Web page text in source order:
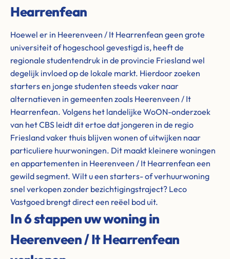
Hearrenfean
Hoewel er in Heerenveen / It Hearrenfean geen grote
universiteit of hogeschool gevestigd is, heeft de
regionale studentendruk in de provincie Friesland wel
degelijk invloed op de lokale markt. Hierdoor zoeken
starters en jonge studenten steeds vaker naar
alternatieven in gemeenten zoals Heerenveen / It
Hearrenfean. Volgens het landelijke WoON-onderzoek
van het CBS leidt dit ertoe dat jongeren in de regio
Friesland vaker thuis blijven wonen of uitwijken naar
particuliere huurwoningen. Dit maakt kleinere woningen
en appartementen in Heerenveen / It Hearrenfean een
gewild segment. Wilt u een starters- of verhuurwoning
snel verkopen zonder bezichtigingstraject? Leco
Vastgoed brengt direct een reëel bod uit.
In 6 stappen uw woning in
Heerenveen / It Hearrenfean